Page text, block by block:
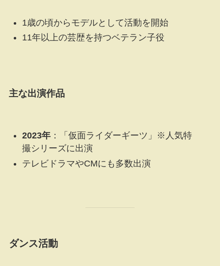
1歳の頃からモデルとして活動を開始
11年以上の芸歴を持つベテラン子役
主な出演作品
2023年：「仮面ライダーギーツ」※人気特
撮シリーズに出演
テレビドラマやCMにも多数出演
ダンス活動